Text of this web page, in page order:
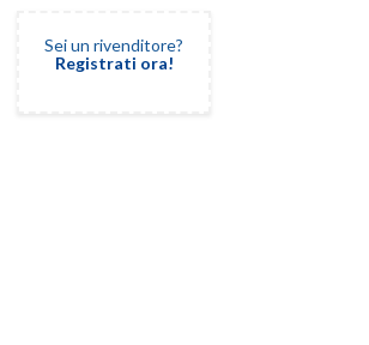
Sei un rivenditore?
Registrati ora!